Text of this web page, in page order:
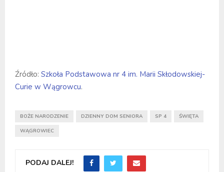
Źródło: Szkoła Podstawowa nr 4 im. Marii Skłodowskiej-
Curie w Wągrowcu.
BOŻE NARODZENIE DZIENNY DOM SENIORA SP 4 ŚWIĘTA
WĄGROWIEC
PODAJ DALEJ!